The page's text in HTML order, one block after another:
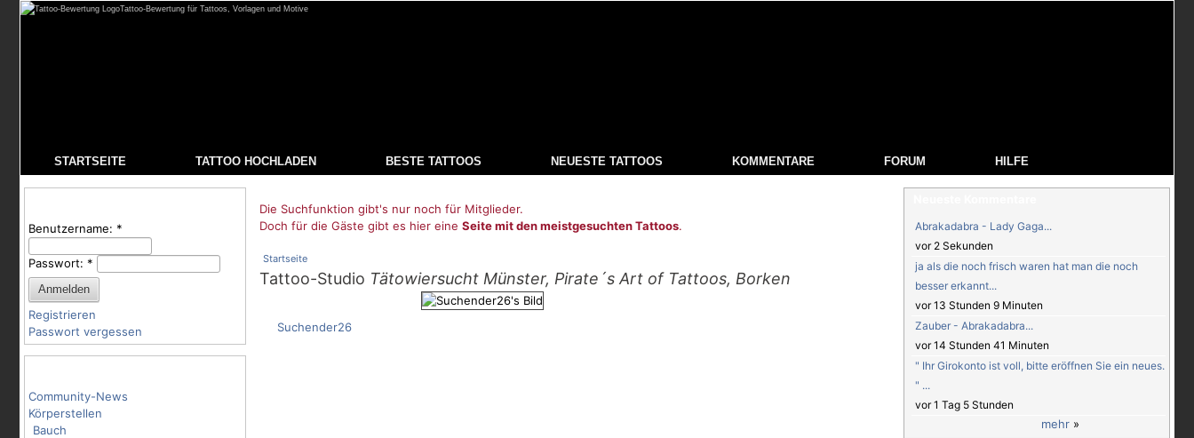
Tattoo-Bewertung für Tattoos, Vorlagen und Motive
STARTSEITE TATTOO HOCHLADEN BESTE TATTOOS NEUESTE TATTOOS KOMMENTARE FORUM HILFE
Benutzername: *
Passwort: *
Registrieren
Passwort vergessen
Community-News
Körperstellen
Bauch
Die Suchfunktion gibt's nur noch für Mitglieder.
Doch für die Gäste gibt es hier eine Seite mit den meistgesuchten Tattoos.
Startseite
Tattoo-Studio Tätowiersucht Münster, Pirate´s Art of Tattoos, Borken
Suchender26
Abrakadabra - Lady Gaga...
vor 2 Sekunden
ja als die noch frisch waren hat man die noch
besser erkannt...
vor 13 Stunden 9 Minuten
Zauber - Abrakadabra...
vor 14 Stunden 41 Minuten
" Ihr Girokonto ist voll, bitte eröffnen Sie ein neues.
" ...
vor 1 Tag 5 Stunden
mehr »